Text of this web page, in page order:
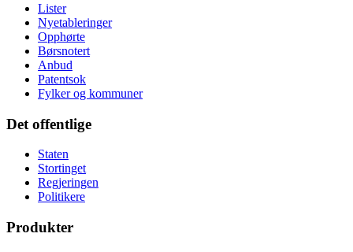
Lister
Nyetableringer
Opphørte
Børsnotert
Anbud
Patentsok
Fylker og kommuner
Det offentlige
Staten
Stortinget
Regjeringen
Politikere
Produkter